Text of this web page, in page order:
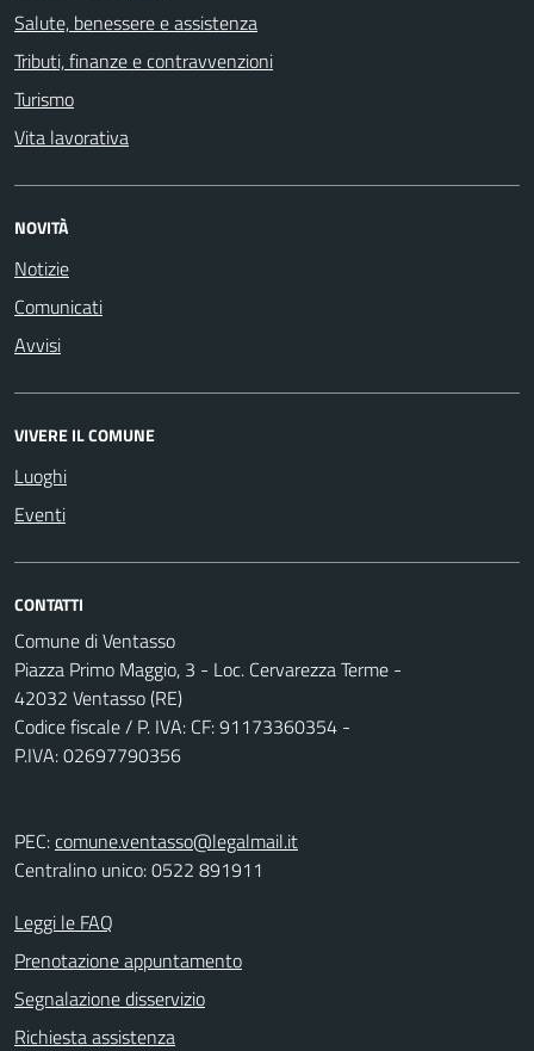
Salute, benessere e assistenza
Tributi, finanze e contravvenzioni
Turismo
Vita lavorativa
NOVITÀ
Notizie
Comunicati
Avvisi
VIVERE IL COMUNE
Luoghi
Eventi
CONTATTI
Comune di Ventasso
Piazza Primo Maggio, 3 - Loc. Cervarezza Terme -
42032 Ventasso (RE)
Codice fiscale / P. IVA: CF: 91173360354 -
P.IVA: 02697790356
PEC:comune.ventasso@legalmail.it
Centralino unico: 0522 891911
Leggi le FAQ
Prenotazione appuntamento
Segnalazione disservizio
Richiesta assistenza